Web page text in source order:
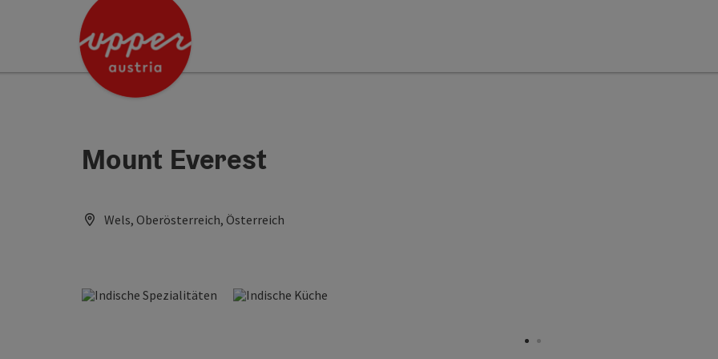
Accesskey
Accesskey
Mount Everest
Wels, Oberösterreich, Österreich